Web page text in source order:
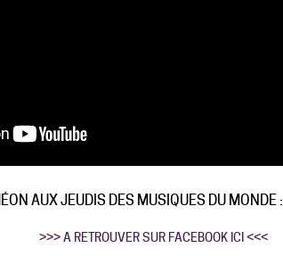
AUX JEUDIS DES MUSIQUES DU MONDE :
>>> A RETROUVER SUR FACEBOOK ICI <<<